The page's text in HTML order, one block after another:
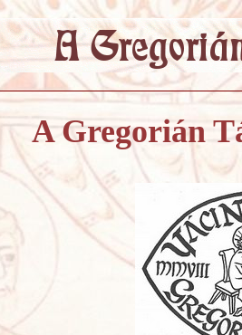
A Gregorián